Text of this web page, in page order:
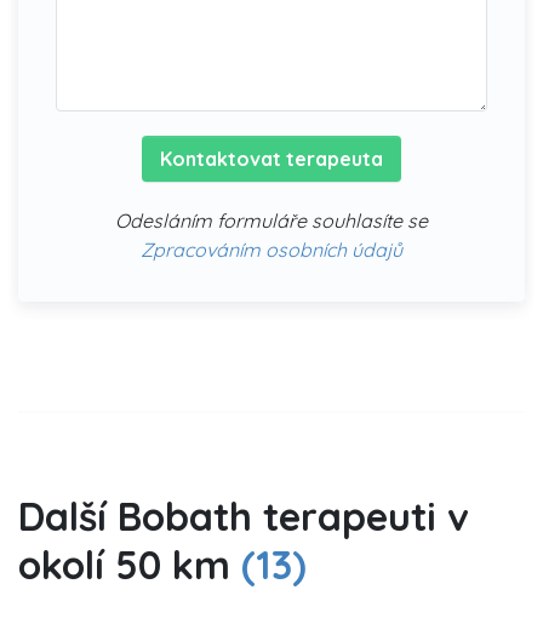
Kontaktovat terapeuta
Odesláním formuláře souhlasíte se
Zpracováním osobních údajů
Další Bobath terapeuti v
okolí 50 km (13)